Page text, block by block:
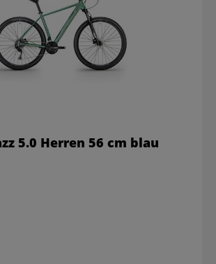
5.0 Herren 56 cm blau